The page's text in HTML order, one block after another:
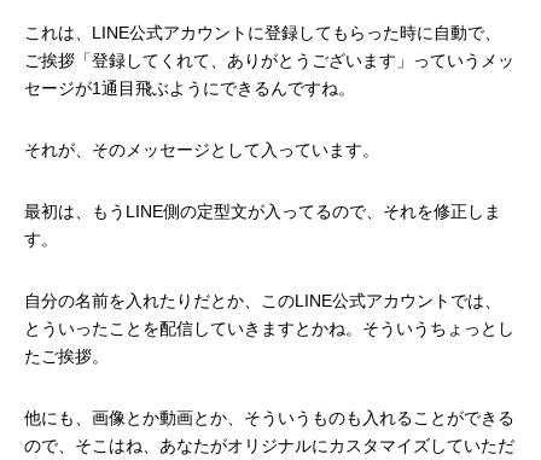
これは、LINE公式アカウントに登録してもらった時に自動で、
ご挨拶「登録してくれて、ありがとうございます」っていうメッ
セージが1通目飛ぶようにできるんですね。
それが、そのメッセージとして入っています。
最初は、もうLINE側の定型文が入ってるので、それを修正しま
す。
自分の名前を入れたりだとか、このLINE公式アカウントでは、
とういったことを配信していきますとかね。そういうちょっとし
たご挨拶。
他にも、画像とか動画とか、そういうものも入れることができる
ので、そこはね、あなたがオリジナルにカスタマイズしていただ